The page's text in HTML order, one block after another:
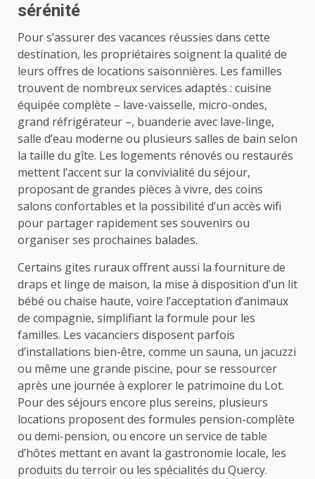
sérénité
Pour s’assurer des vacances réussies dans cette
destination, les propriétaires soignent la qualité de
leurs offres de locations saisonnières. Les familles
trouvent de nombreux services adaptés : cuisine
équipée complète – lave-vaisselle, micro-ondes,
grand réfrigérateur –, buanderie avec lave-linge,
salle d’eau moderne ou plusieurs salles de bain selon
la taille du gîte. Les logements rénovés ou restaurés
mettent l’accent sur la convivialité du séjour,
proposant de grandes pièces à vivre, des coins
salons confortables et la possibilité d’un accès wifi
pour partager rapidement ses souvenirs ou
organiser ses prochaines balades.
Certains gites ruraux offrent aussi la fourniture de
draps et linge de maison, la mise à disposition d’un lit
bébé ou chaise haute, voire l’acceptation d’animaux
de compagnie, simplifiant la formule pour les
familles. Les vacanciers disposent parfois
d’installations bien-être, comme un sauna, un jacuzzi
ou même une grande piscine, pour se ressourcer
après une journée à explorer le patrimoine du Lot.
Pour des séjours encore plus sereins, plusieurs
locations proposent des formules pension-complète
ou demi-pension, ou encore un service de table
d’hôtes mettant en avant la gastronomie locale, les
produits du terroir ou les spécialités du Quercy.